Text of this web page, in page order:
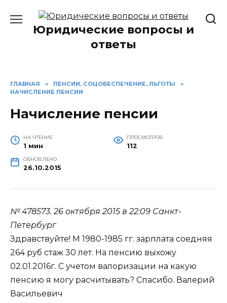
содержаниюЮридические вопросы и
ответы
ГЛАВНАЯ » ПЕНСИИ, СОЦОБЕСПЕЧЕНИЕ, ЛЬГОТЫ
»
НАЧИСЛЕНИЕ ПЕНСИИ
Начисление пенсии
НА ЧТЕНИЕ
1 мин
ПРОСМОТРОВ
112
ОБНОВЛЕНО
26.10.2015
№ 478573. 26 октября 2015 в 22:09 Санкт-
Петербург
Здравствуйте! М 1980-1985 гг. зарплата соедняя
264 руб стаж 30 лет. На пенсию выхожу
02.01.2016г. С учетом валоризации на какую
пенсию я могу расчитывать? Спасибо. Валерий
Васильевич